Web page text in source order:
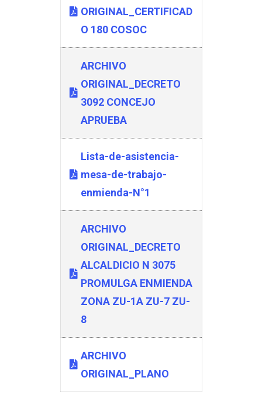
ORIGINAL_CERTIFICAD
O 180 COSOC
ARCHIVO
ORIGINAL_DECRETO
3092 CONCEJO
APRUEBA
Lista-de-asistencia-
mesa-de-trabajo-
enmienda-N°1
ARCHIVO
ORIGINAL_DECRETO
ALCALDICIO N 3075
PROMULGA ENMIENDA
ZONA ZU-1A ZU-7 ZU-
8
ARCHIVO
ORIGINAL_PLANO